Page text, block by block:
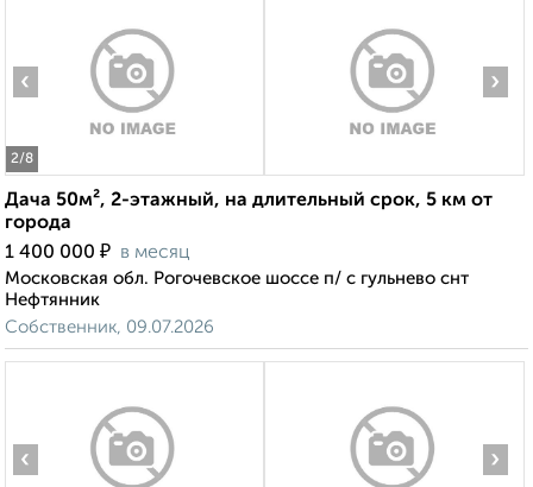
2/8
‹ ›
Дача 50м², 2-этажный, на длительный срок, 5 км от
города
1 400 000 ₽ в месяц
Московская обл. Рогочевское шоссе п/ с гульнево снт
Нефтянник
Собственник, 09.07.2026
‹ ›